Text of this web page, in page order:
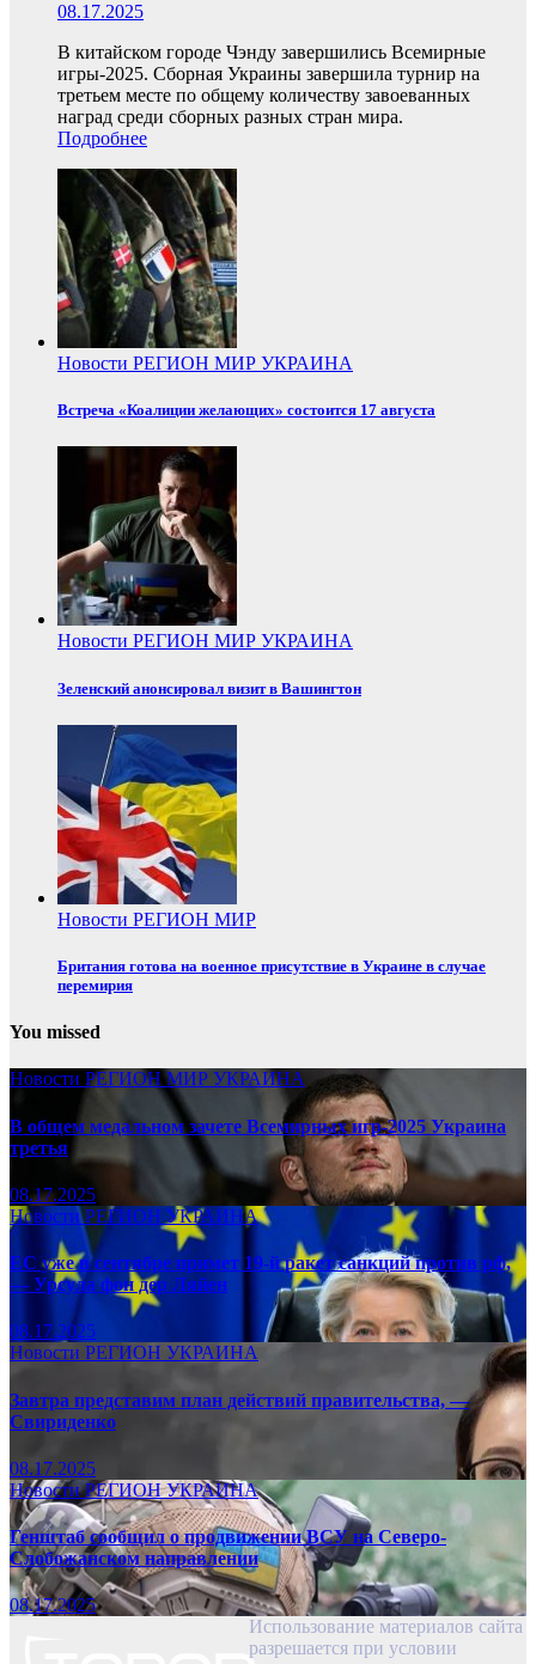
08.17.2025
В китайском городе Чэнду завершились Всемирные
игры-2025. Сборная Украины завершила турнир на
третьем месте по общему количеству завоеванных
наград среди сборных разных стран мира.
Подробнее
Новости РЕГИОН МИР УКРАИНА
Встреча «Коалиции желающих» состоится 17 августа
Новости РЕГИОН МИР УКРАИНА
Зеленский анонсировал визит в Вашингтон
Новости РЕГИОН МИР
Британия готова на военное присутствие в Украине в случае
перемирия
You missed
Новости РЕГИОНМИР УКРАИНА
В общем медальном зачете Всемирных игр-2025 Украина
третья
08.17.2025
НовостиРЕГИОНУКРАИНА
ЕС уже в сентябре примет 19-й ракет санкций против рф,
— Урсула фон дер Ляйен
08.17.2025
Новости РЕГИОН УКРАИНА
Завтра представим план действий правительства, —
Свириденко
08.17.2025
НовостиРЕГИОНУКРАИНА
Генштаб сообщил о продвижении ВСУ на Северо-
Слобожанском направлении
08.17.2025
Использование материалов сайта
разрешается при условии